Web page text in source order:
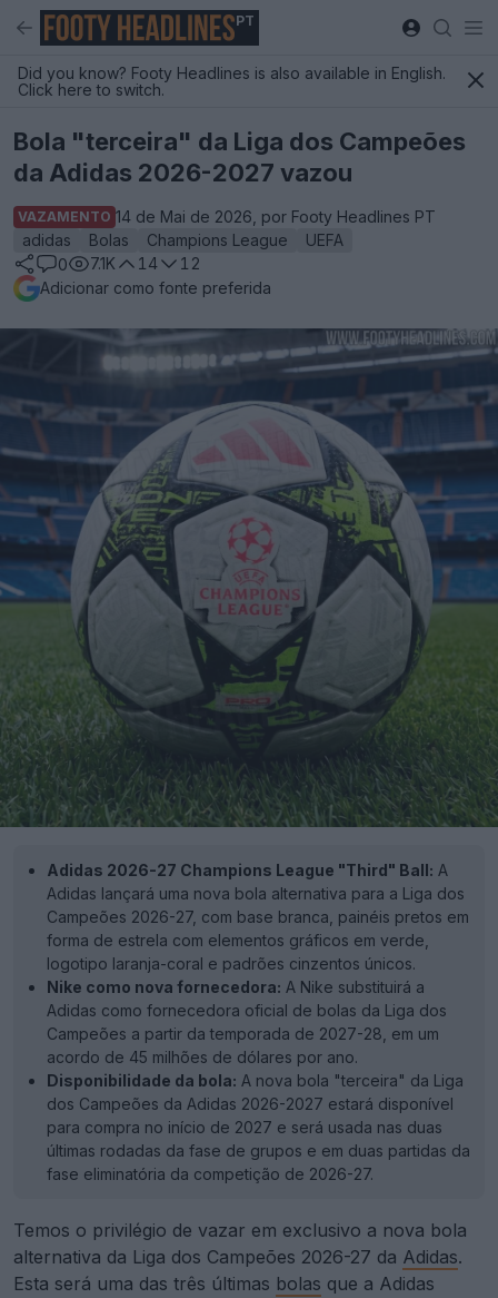
PT
Did you know? Footy Headlines is also available in English.
Click here to switch.
Bola "terceira" da Liga dos Campeões
da Adidas 2026-2027 vazou
VAZAMENTO 14 de Mai de 2026, por Footy Headlines PT
adidas
Bolas Champions League
UEFA
0
7.1K 14
12
Adicionar como fonte preferida
Adidas 2026-27 Champions League "Third" Ball: A
Adidas lançará uma nova bola alternativa para a Liga dos
Campeões 2026-27, com base branca, painéis pretos em
forma de estrela com elementos gráficos em verde,
logotipo laranja-coral e padrões cinzentos únicos.
Nike como nova fornecedora: A Nike substituirá a
Adidas como fornecedora oficial de bolas da Liga dos
Campeões a partir da temporada de 2027-28, em um
acordo de 45 milhões de dólares por ano.
Disponibilidade da bola: A nova bola "terceira" da Liga
dos Campeões da Adidas 2026-2027 estará disponível
para compra no início de 2027 e será usada nas duas
últimas rodadas da fase de grupos e em duas partidas da
fase eliminatória da competição de 2026-27.
Temos o privilégio de vazar em exclusivo a nova bola
alternativa da Liga dos Campeões 2026-27 da Adidas.
Esta será uma das três últimas bolas que a Adidas